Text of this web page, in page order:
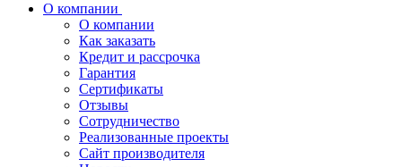
О компании
О компании
Как заказать
Кредит и рассрочка
Гарантия
Сертификаты
Отзывы
Сотрудничество
Реализованные проекты
Сайт производителя